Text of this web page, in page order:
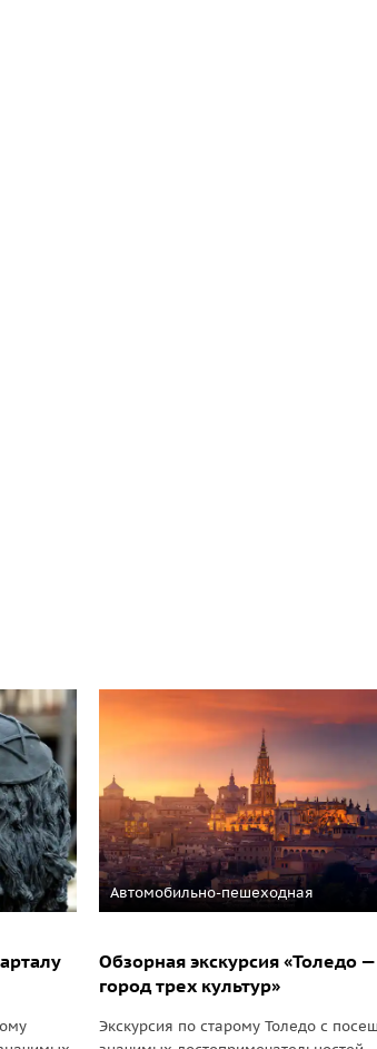
Автомобильно-пешеходная
Обзорная экскурсия «Толедо —
город трех культур»
Экскурсия по старому Толедо с